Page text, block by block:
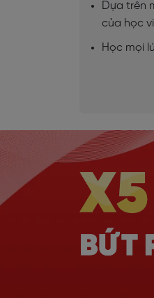
Dựa trên
của học
Học mọi